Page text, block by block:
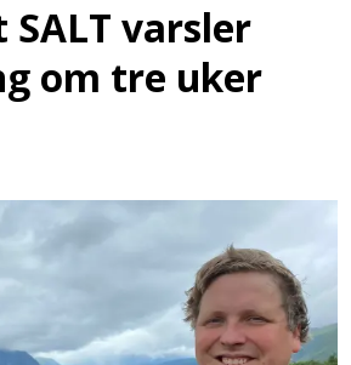
varsler
om tre uker